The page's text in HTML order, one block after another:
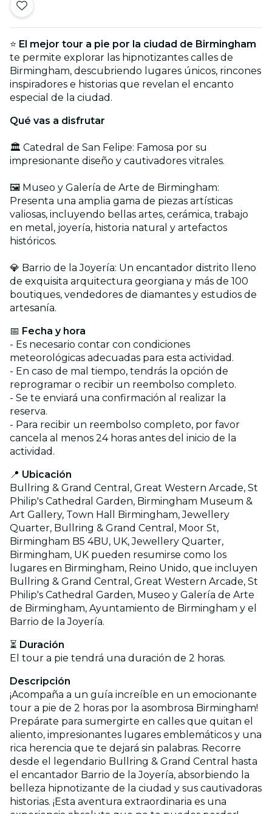
⭐ El mejor tour a pie por la ciudad de Birmingham
te permite explorar las hipnotizantes calles de
Birmingham, descubriendo lugares únicos, rincones
inspiradores e historias que revelan el encanto
especial de la ciudad.
Qué vas a disfrutar
🏛️ Catedral de San Felipe: Famosa por su
impresionante diseño y cautivadores vitrales.
🖼️ Museo y Galería de Arte de Birmingham:
Presenta una amplia gama de piezas artísticas
valiosas, incluyendo bellas artes, cerámica, trabajo
en metal, joyería, historia natural y artefactos
históricos.
💎 Barrio de la Joyería: Un encantador distrito lleno
de exquisita arquitectura georgiana y más de 100
boutiques, vendedores de diamantes y estudios de
artesanía.
📅 Fecha y hora
- Es necesario contar con condiciones
meteorológicas adecuadas para esta actividad.
- En caso de mal tiempo, tendrás la opción de
reprogramar o recibir un reembolso completo.
- Se te enviará una confirmación al realizar la
reserva.
- Para recibir un reembolso completo, por favor
cancela al menos 24 horas antes del inicio de la
actividad.
📍 Ubicación
Bullring & Grand Central, Great Western Arcade, St
Philip's Cathedral Garden, Birmingham Museum &
Art Gallery, Town Hall Birmingham, Jewellery
Quarter, Bullring & Grand Central, Moor St,
Birmingham B5 4BU, UK, Jewellery Quarter,
Birmingham, UK pueden resumirse como los
lugares en Birmingham, Reino Unido, que incluyen
Bullring & Grand Central, Great Western Arcade, St
Philip's Cathedral Garden, Museo y Galería de Arte
de Birmingham, Ayuntamiento de Birmingham y el
Barrio de la Joyería.
⏳ Duración
El tour a pie tendrá una duración de 2 horas.
Descripción
¡Acompaña a un guía increíble en un emocionante
tour a pie de 2 horas por la asombrosa Birmingham!
Prepárate para sumergirte en calles que quitan el
aliento, impresionantes lugares emblemáticos y una
rica herencia que te dejará sin palabras. Recorre
desde el legendario Bullring & Grand Central hasta
el encantador Barrio de la Joyería, absorbiendo la
belleza hipnotizante de la ciudad y sus cautivadoras
historias. ¡Esta aventura extraordinaria es una